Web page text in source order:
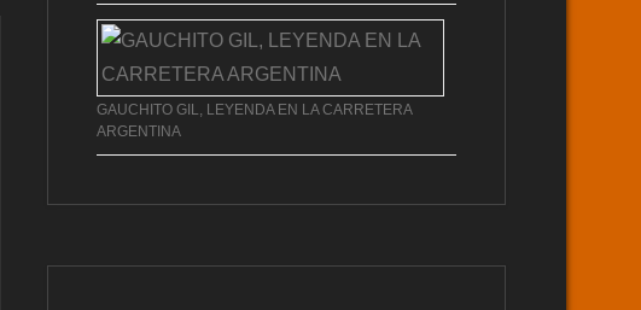
GAUCHITO GIL, LEYENDA EN LA CARRETERA
ARGENTINA